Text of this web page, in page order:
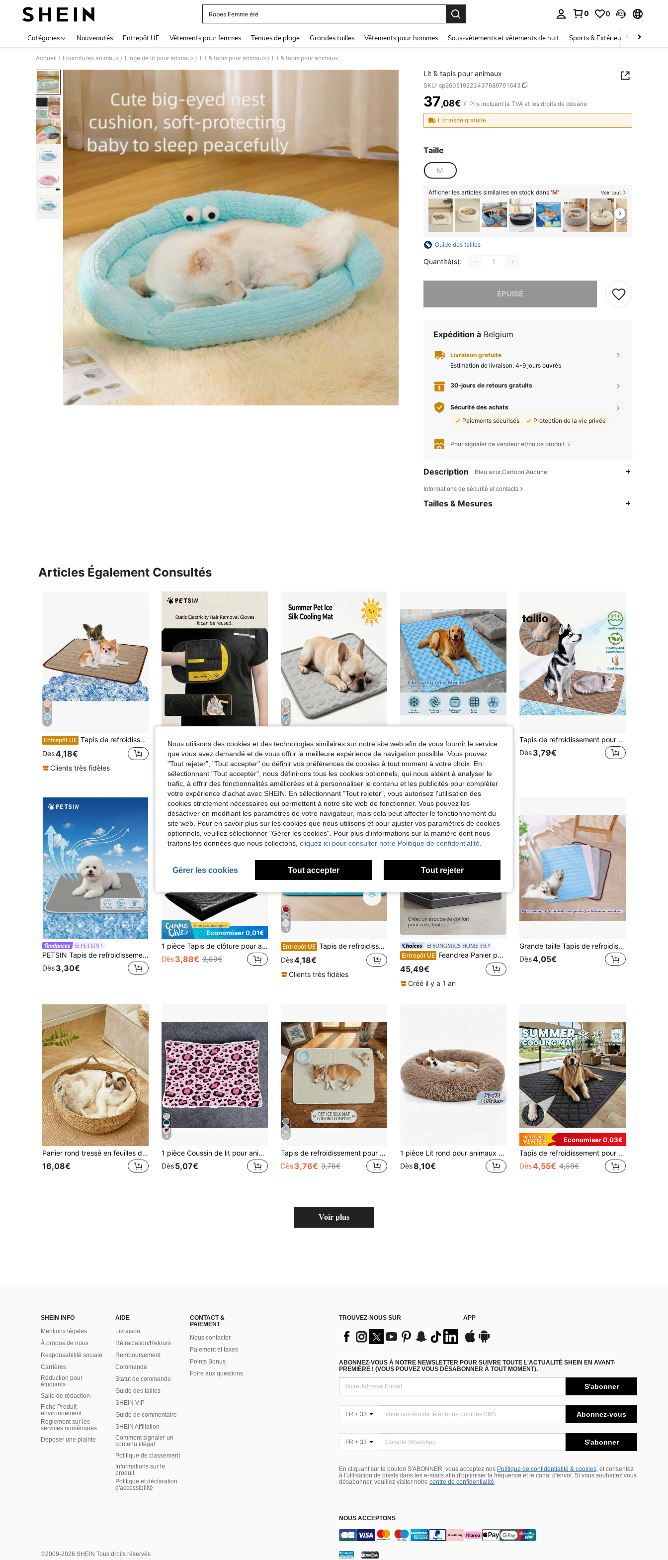
Robes Femme été
0 0
Catégories Nouveautés Entrepôt UE Vêtements pour femmes Tenues de plage Grandes tailles Vêtements pour hommes Sous-vêtements et vêtements de nuit Sports & Extérieur Enfants
Accueil / Fournitures animaux / Linge de lit pour animaux / Lit & tapis pour animaux / Lit & tapis pour animaux
Lit & tapis pour animaux
SKU: sp260519223437689701643
PRICE AND AVAILABILITY
37,08€ Prix incluant la TVA et les droits de douane
Livraison gratuite
Taille
M
Afficher les articles similaires en stock dans 'M' Voir tout
Guide des tailles
Quantité(s):
ÉPUISÉ
Désolés, ce produit est épuisé.
Expédition à Belgium
Livraison gratuite
Estimation de livraison: 4-9 jours ouvrés
30-jours de retours gratuits
Sécurité des achats
Paiements sécurisés
Protection de la vie privée
Pour signaler ce vendeur et/ou ce produit
Description Bleu azur,Cartoon,Aucune
Informations de sécurité et contacts
Tailles & Mesures
Articles Également Consultés
5
Entrepôt UE Tapis de refroidissement lavable pour chien en soie glacée, couverture auto-refroidissante pour animaux de compagnie, tapis de refroidissement pour chien intérieur, extérieur et voiture
Dès4,18€
Clients très fidèles
PETSIN 1 Paire / 2 Paires de Gants Anti-Poils d'Animaux, Éliminateur de Poils d'Animaux Statique, Éliminateur de Poils de Chat et de Chien Réutilisable, Convient pour les Canapés, les Meubles, les Tapis, les Sièges de Voiture, les Gants de Toilettage pour Animaux
Dès2,19€
4
Entrepôt UE
1 pièce Tapis de refroidissement pour animaux de compagnie, Tapis de refroidissement en soie glacée pour chien/chat, garde vos animaux de compagnie au frais en été
Dès4,18€
Dès4,88€
Tapis de refroidissement pour animaux de compagnie extra large - Surface ultra douce et absorbante | Refroidissement instantané toute la journée, compagnon confortable | Gardez votre animal de compagnie au frais tout l'été ! Convient aux petits, moyens et grands chats et chiens
Dès3,79€
PETSIN
PETSIN Tapis de refroidissement pour animaux de compagnie de grande taille | 5 tailles disponibles | Tissu en maille respirant | Tapis de refroidissement pour animaux de compagnie d'été | Tapis de refroidissement en soie glacée pour animaux de compagnie | Convient pour le lit et le canapé
Dès3,30€
Économiser 0,01€
1 pièce Tapis de clôture pour animaux de compagnie imperméable - Tapis anti-humidité pour cage de lapin, tapis de doublure de cage à cochon d'Inde lavable et réutilisable, convient aux lapins, cochons d'Inde, furets, poussins, canetons et autres petits habitats d'animaux
Dès3,88€ 3,89€
10
Entrepôt UE Tapis de refroidissement lavable pour chien, tapis de refroidissement en soie de glace, couverture auto-refroidissante pour animaux de compagnie, tapis de refroidissement pour chien à usage intérieur, extérieur et en voiture, indispensable pour l'été, pratique pour les voyages
Dès4,18€
Clients très fidèles
SONGMICS HOME FR
Entrepôt UE Feandrea Panier pour Chien Orthopédique, Canapé, Lit pour Animaux, Rembourrage Moelleux, Bords Rehaussés, Housse Amovible et Lavable, 120 x 85 x 20 cm, Antidérapant, Gris Foncé
45,49€
Créé il y a 1 an
Grande taille Tapis de refroidissement pour animaux de compagnie, convient aux petits et grands chiens, accessoires d'été pour animaux de compagnie, couverture durable pour chats, canapé
Dès4,05€
Panier rond tressé en feuilles de roseau pour animaux de compagnie avec double poignée, nid de lit pour chat en rotin respirant, coussin doux amovible et lavable, maison pour animaux de compagnie style bohème pour petits chiens et chatons, lit pour animaux de compagnie et tapis de cage
16,08€
9
1 pièce Coussin de lit pour animal de compagnie doux, coussin réversible pour chien à imprimé léopard, tapis de caisse pour chien lavable convenant aux petits, moyens et grands chiens, coussin de lit pour chat, utilisable en toutes saisons
Dès5,07€
Tapis de refroidissement pour animaux de compagnie extra large, tapis de sommeil en soie de glace pour animaux de compagnie, tapis de refroidissement d'été de grande taille pour garder votre animal de compagnie au frais et à l'aise tout l'été
Dès3,76€ 3,78€
1 pièce Lit rond pour animaux de compagnie en kaki brun, doux, chaud et douillet, antidérapant, lavable en machine. Lit pour chien et chat d'intérieur, disponible en plusieurs tailles. Coussin de couchage confortable
Dès8,10€
Économiser 0,03€
Tapis de refroidissement pour animaux de compagnie d'été, tapis de refroidissement respirant pour chiens et chats, tapis de refroidissement lavable pour toutous, retrievers dorés, grands chiens, chats, fournitures de soulagement de la chaleur pour animaux de compagnie, tapis de lit pour animaux de compagnie 4 saisons, tapis pour animaux de compagnie matelassé antidérapant, tapis de couchage pour chiens, lit de refroidissement pour chats, plusieurs tailles disponibles
Dès4,55€ 4,58€
Voir plus
SHEIN INFO
Mentions légales
À propos de nous
Responsabilité sociale
Carrières
Réduction pour
étudiants
Salle de rédaction
Fiche Produit -
environnement
Règlement sur les
services numériques
Déposer une plainte
AIDE
Livraison
Rétractation/Retours
Remboursement
Commande
Statut de commande
Guide des tailles
SHEIN VIP
Guide de commentaire
SHEIN Affiliation
Comment signaler un
contenu illégal
Politique de classement
Informations sur le
produit
Politique et déclaration
d'accessibilité
CONTACT &
PAIEMENT
Nous contacter
Paiement et taxes
Points Bonus
Foire aux questions
TROUVEZ-NOUS SUR APP
ABONNEZ-VOUS À NOTRE NEWSLETTER POUR SUIVRE TOUTE L'ACTUALITÉ SHEIN EN AVANT-
PREMIÈRE ! (VOUS POUVEZ VOUS DÉSABONNER À TOUT MOMENT).
S'abonner
FR + 33 Abonnez-vous
FR + 33 S'abonner
En cliquant sur le bouton S'ABONNER, vous acceptez nos Politique de confidentialité & cookies, et consentez
à l'utilisation de pixels dans les e-mails afin d'optimiser la fréquence et le canal d'envoi. Si vous souhaitez vous
désabonner, veuillez visiter notre centre de confidentialité.
NOUS ACCEPTONS
©2009-2026 SHEIN Tous droits réservés
Nous utilisons des cookies et des technologies similaires sur notre site web afin de vous fournir le service
que vous avez demandé et de vous offrir la meilleure expérience de navigation possible. Vous pouvez
"Tout rejeter", "Tout accepter" ou définir vos préférences de cookies à tout moment à votre choix. En
sélectionnant "Tout accepter", nous définirons tous les cookies optionnels, qui nous aident à analyser le
trafic, à offrir des fonctionnalités améliorées et à personnaliser le contenu et les publicités pour compléter
votre expérience d'achat avec SHEIN. En sélectionnant "Tout rejeter", vous autorisez l'utilisation des
cookies strictement nécessaires qui permettent à notre site web de fonctionner. Vous pouvez les
désactiver en modifiant les paramètres de votre navigateur, mais cela peut affecter le fonctionnement du
site web. Pour en savoir plus sur les cookies que nous utilisons et pour ajuster vos paramètres de cookies
optionnels, veuillez sélectionner "Gérer les cookies". Pour plus d'informations sur la manière dont nous
traitons les données que nous collectons, cliquez ici pour consulter notre Politique de confidentialité.
Gérer les cookies Tout accepter Tout rejeter